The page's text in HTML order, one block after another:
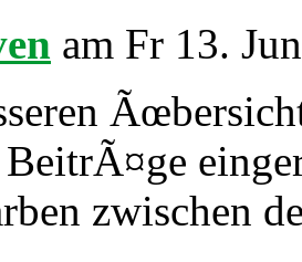
am Fr 13.
zwischen